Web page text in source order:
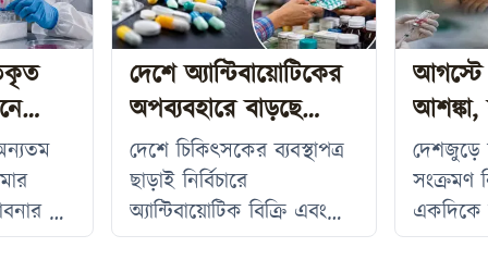
দ্বার
দেশে অ্যান্টিবায়োটিকের
অপব্যবহারে বাড়ছে
মৃত্যুঝুঁকি, উদ্বেগ
বিশেষজ্ঞদের
দেশে চিকিৎসকের ব্যবস্থাপত্র
ছাড়াই নির্বিচারে
অ্যান্টিবায়োটিক বিক্রি এবং
হাসপাতালের সংক্রমণ
আগস্টে
করলেন
দেশজুড়ে
সংক্রমণ
একদিকে
রোগীর